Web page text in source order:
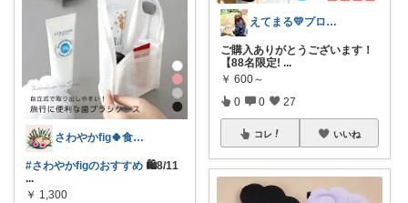
さわやかfig🍀食と暮らしを楽しむ
#さわやかfigのおすすめ 🛍️8/11
...
￥ 1,300
えてまる💛プロフ画変えました
ご購入ありがとうございます！
【88名限定! ...
￥ 600～
0 0 27
コレ いいね